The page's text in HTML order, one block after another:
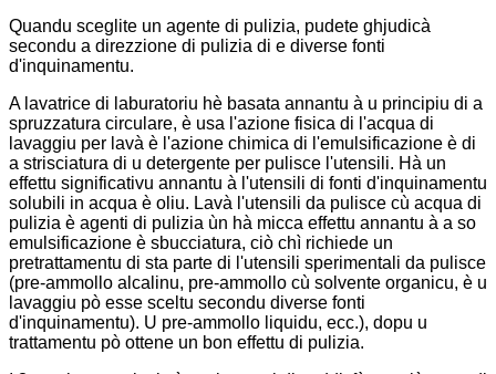
Quandu sceglite un agente di pulizia, pudete ghjudicà
secondu a direzzione di pulizia di e diverse fonti
d'inquinamentu.
A lavatrice di laburatoriu hè basata annantu à u principiu di a
spruzzatura circulare, è usa l'azione fisica di l'acqua di
lavaggiu per lavà è l'azione chimica di l'emulsificazione è di
a strisciatura di u detergente per pulisce l'utensili. Hà un
effettu significativu annantu à l'utensili di fonti d'inquinamentu
solubili in acqua è oliu. Lavà l'utensili da pulisce cù acqua di
pulizia è agenti di pulizia ùn hà micca effettu annantu à a so
emulsificazione è sbucciatura, ciò chì richiede un
pretrattamentu di sta parte di l'utensili sperimentali da pulisce
(pre-ammollo alcalinu, pre-ammollo cù solvente organicu, è u
lavaggiu pò esse sceltu secondu diverse fonti
d'inquinamentu). U pre-ammollo liquidu, ecc.), dopu u
trattamentu pò ottene un bon effettu di pulizia.